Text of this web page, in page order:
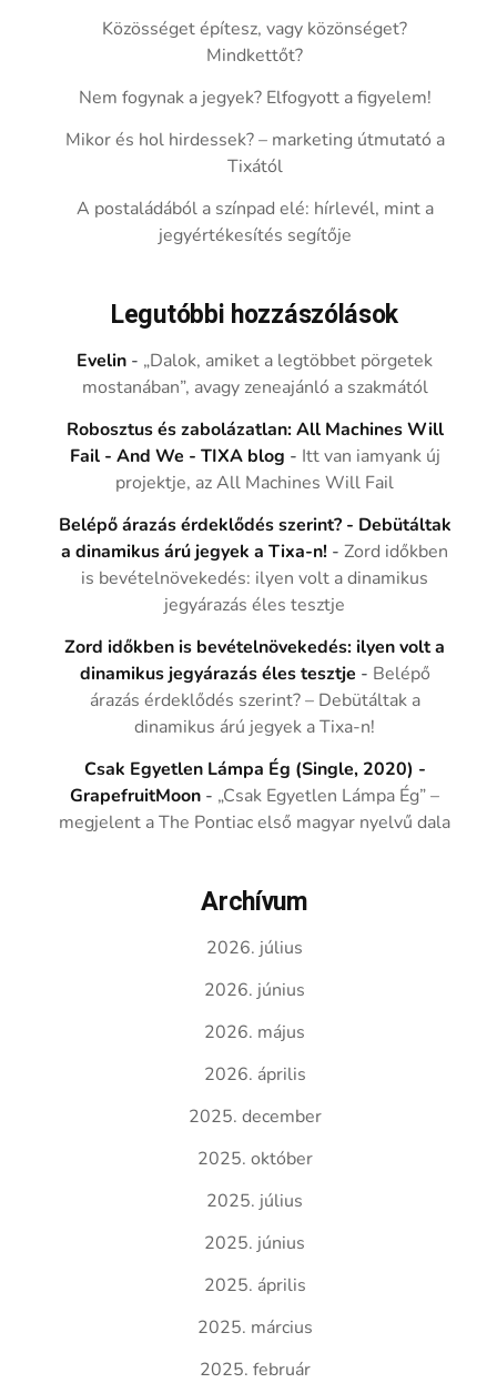
Közösséget építesz, vagy közönséget?
Mindkettőt?
Nem fogynak a jegyek? Elfogyott a figyelem!
Mikor és hol hirdessek? – marketing útmutató a
Tixától
A postaládából a színpad elé: hírlevél, mint a
jegyértékesítés segítője
Legutóbbi hozzászólások
Evelin - „Dalok, amiket a legtöbbet pörgetek
mostanában”, avagy zeneajánló a szakmától
Robosztus és zabolázatlan: All Machines Will
Fail - And We - TIXA blog - Itt van iamyank új
projektje, az All Machines Will Fail
Belépő árazás érdeklődés szerint? - Debütáltak
a dinamikus árú jegyek a Tixa-n! -Zord időkben
is bevételnövekedés: ilyen volt a dinamikus
jegyárazás éles tesztje
Zord időkben is bevételnövekedés: ilyen volt a
dinamikus jegyárazás éles tesztje - Belépő
árazás érdeklődés szerint? – Debütáltak a
dinamikus árú jegyek a Tixa-n!
Csak Egyetlen Lámpa Ég (Single, 2020) -
GrapefruitMoon - „Csak Egyetlen Lámpa Ég” –
megjelent a The Pontiac első magyar nyelvű dala
Archívum
2026. július
2026. június
2026. május
2026. április
2025. december
2025. október
2025. július
2025. június
2025. április
2025. március
2025. február